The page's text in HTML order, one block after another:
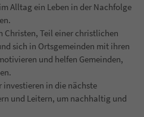
Alltag ein Leben in der Nachfolge
Christen, Teil einer christlichen
sich in Ortsgemeinden mit ihren
und helfen Gemeinden,
investieren in die nächste
und Leitern, um nachhaltig und